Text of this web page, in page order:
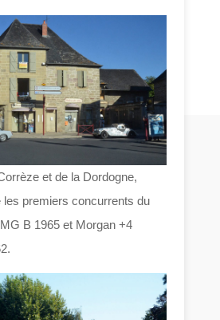
et de la Dordogne,
les premiers concurrents du
B 1965 et Morgan +4